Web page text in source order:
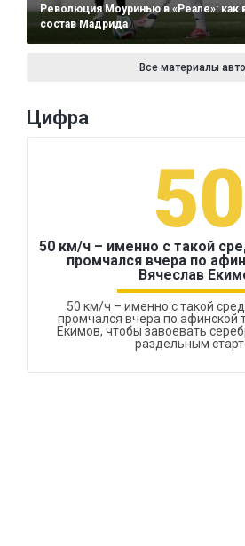
Революция Моуринью в «Реале»: как
состав Мадрида
Все материалы
Цифра
50
50 км/ч – именно с такой
промчался вчера по
Вячеслав
50 км/ч – именно с такой
промчался вчера по афинской
Екимов, чтобы завоевать
раздельным